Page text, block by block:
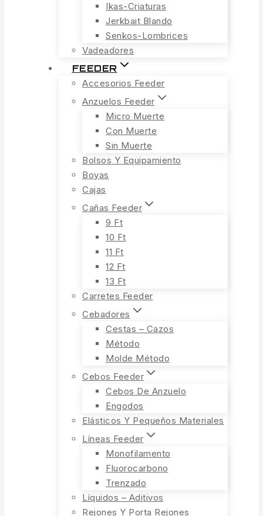
Ikas-Criaturas
Jerkbait Blando
Senkos-Lombrices
Vadeadores
FEEDER
Accesorios Feeder
Anzuelos Feeder
Micro Muerte
Con Muerte
Sin Muerte
Bolsos Y Equipamiento
Boyas
Cajas
Cañas Feeder
9 Ft
10 Ft
11 Ft
12 Ft
13 Ft
Carretes Feeder
Cebadores
Cestas – Cazos
Método
Molde Método
Cebos Feeder
Cebos De Anzuelo
Engodos
Elásticos Y Pequeños Materiales
Líneas Feeder
Monofilamento
Fluorocarbono
Trenzado
Líquidos – Aditivos
Rejones Y Porta Rejones